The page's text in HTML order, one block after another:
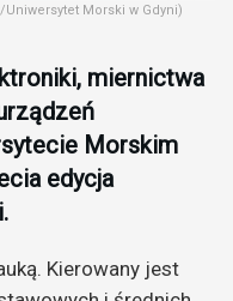
Morski w Gdyni)
miernictwa
Morskim
edycja
Kierowany jest